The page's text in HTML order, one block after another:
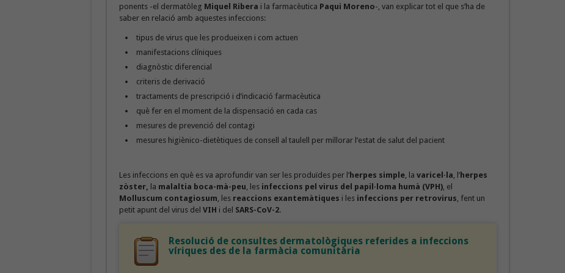
ponents -el dermatòleg Miquel Ribera i la farmacèutica Paqui Moreno-, van explicar tot el que s’ha de
saber en relació amb aquestes infeccions:
tipus de virus que les produeixen i com actuen
manifestacions clíniques
diagnòstic diferencial
criteris de derivació
tractaments de prescripció i d’indicació farmacèutica
què fer en el moment de la dispensació en cada cas
mesures de prevenció del contagi
mesures higiènico-dietètiques de consell al taulell per millorar l’estat de salut del pacient
Les infeccions en què es va aprofundir van ser les produïdes per l’herpes simple, la varicel·la , l’herpes
zòster,
la malaltia boca-mà-peu , lesinfeccions pel virus del papil·loma humà (VPH), el
Molluscum contagiosum , les reaccions exantemàtiques i les infeccions per retrovirus , fent un
petit apunt del virus del VIH i del SARS-CoV-2.
Resolució de consultes dermatològiques referides a infeccions
víriques des de la farmàcia comunitària